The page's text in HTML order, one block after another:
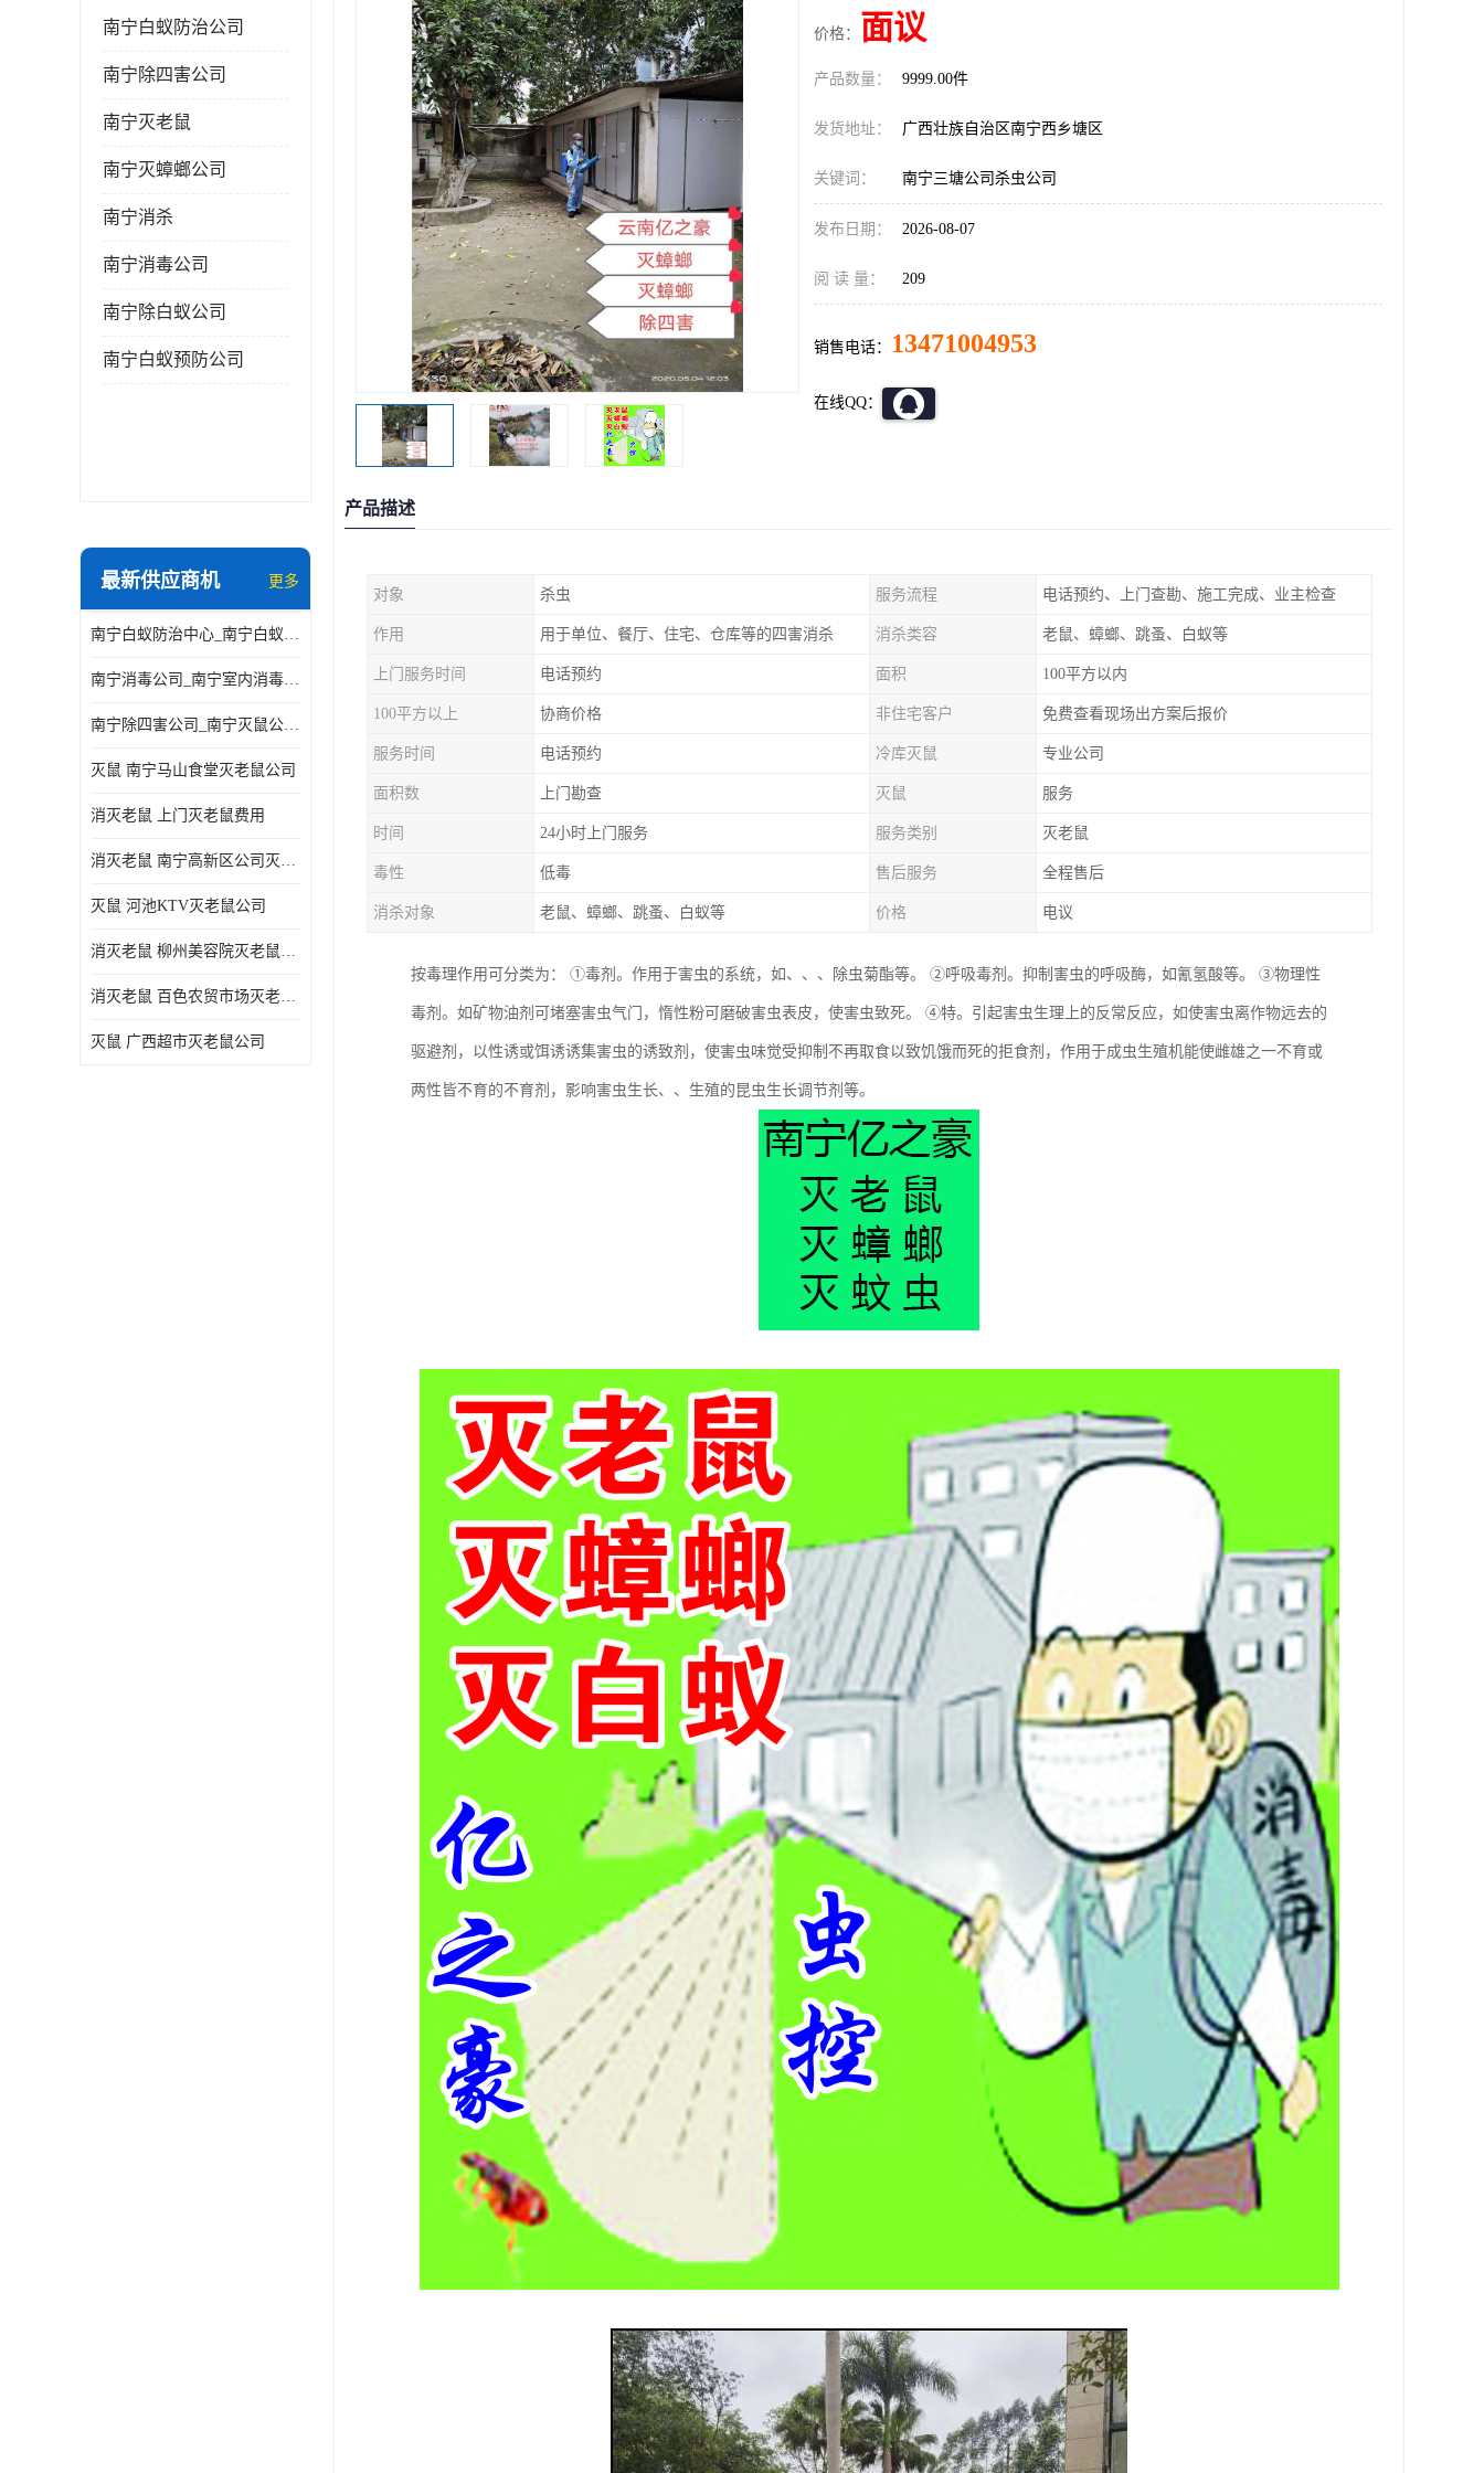
南宁白蚁防治公司
南宁除四害公司
南宁灭老鼠
南宁灭蟑螂公司
南宁消杀
南宁消毒公司
南宁除白蚁公司
南宁白蚁预防公司
最新供应商机 更多
南宁白蚁防治中心_南宁白蚁防治所电话_南宁白蚁防治公司
南宁消毒公司_南宁室内消毒_南宁室内消毒公司
南宁除四害公司_南宁灭鼠公司_南宁杀虫公司
灭鼠 南宁马山食堂灭老鼠公司
消灭老鼠 上门灭老鼠费用
消灭老鼠 南宁高新区公司灭老鼠
灭鼠 河池KTV灭老鼠公司
消灭老鼠 柳州美容院灭老鼠费用
消灭老鼠 百色农贸市场灭老鼠公司
灭鼠 广西超市灭老鼠公司
价格： 面议
产品数量： 9999.00件
发货地址： 广西壮族自治区南宁西乡塘区
关键词： 南宁三塘公司杀虫公司
发布日期： 2026-08-07
阅 读 量： 209
销售电话： 13471004953
在线QQ：
产品描述
对象 杀虫 服务流程 电话预约、上门查勘、施工完成、业主检查
作用 用于单位、餐厅、住宅、仓库等的四害消杀 消杀类容 老鼠、蟑螂、跳蚤、白蚁等
上门服务时间 电话预约 面积 100平方以内
100平方以上 协商价格 非住宅客户 免费查看现场出方案后报价
服务时间 电话预约 冷库灭鼠 专业公司
面积数 上门勘查 灭鼠 服务
时间 24小时上门服务 服务类别 灭老鼠
毒性 低毒 售后服务 全程售后
消杀对象 老鼠、蟑螂、跳蚤、白蚁等 价格 电议
按毒理作用可分类为： ①毒剂。作用于害虫的系统，如、、、除虫菊酯等。 ②呼吸毒剂。抑制害虫的呼吸酶，如氰氢酸等。 ③物理性
毒剂。如矿物油剂可堵塞害虫气门，惰性粉可磨破害虫表皮，使害虫致死。 ④特。引起害虫生理上的反常反应，如使害虫离作物远去的
驱避剂，以性诱或饵诱诱集害虫的诱致剂，使害虫味觉受抑制不再取食以致饥饿而死的拒食剂，作用于成虫生殖机能使雌雄之一不育或
两性皆不育的不育剂，影响害虫生长、、生殖的昆虫生长调节剂等。